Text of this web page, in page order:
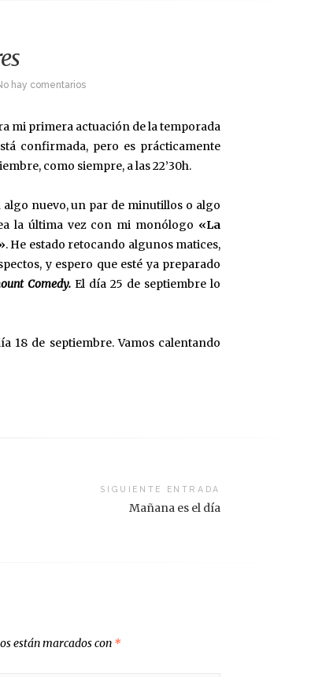
hay comentarios
mi primera actuación de la temporada
confirmada, pero es prácticamente
como siempre, a las 22’30h.
nuevo, un par de minutillos o algo
la última vez con mi monólogo «La
. He estado retocando algunos matices,
y espero que esté ya preparado
Comedy. El día 25 de septiembre lo
18 de septiembre. Vamos calentando
SIGUIENTE ENTRADA
Mañana es el día
están marcados con *